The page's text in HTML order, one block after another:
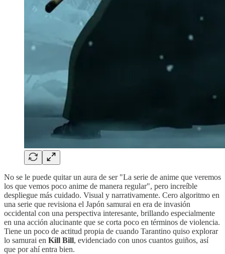
No se le puede quitar un aura de ser "La serie de anime que veremos
los que vemos poco anime de manera regular", pero increíble
despliegue más cuidado. Visual y narrativamente. Cero algoritmo en
una serie que revisiona el Japón samurai en era de invasión
occidental con una perspectiva interesante, brillando especialmente
en una acción alucinante que se corta poco en términos de violencia.
Tiene un poco de actitud propia de cuando Tarantino quiso explorar
lo samurai en Kill Bill, evidenciado con unos cuantos guiños, así
que por ahí entra bien.